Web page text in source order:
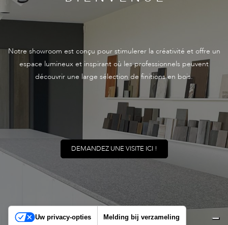
Notre showroom est conçu pour stimulerer la créativité et offre un
espace lumineux et inspirant où les professionnels peuvent
découvrir une large sélection de finitions en bois.
DEMANDEZ UNE VISITE ICI !
Uw privacy-opties Melding bij verzameling